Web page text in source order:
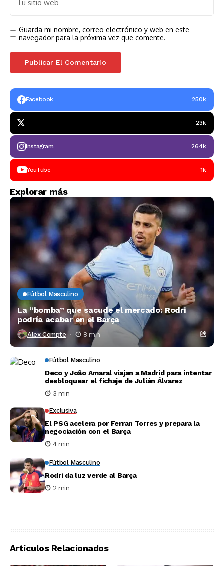
Guarda mi nombre, correo electrónico y web en este
navegador para la próxima vez que comente.
Facebook 250k
23k
Instagram 264k
YouTube 1k
Explorar más
Fútbol Masculino
La “bomba” que sacude el mercado: Rodri
podría acabar en el Barça
Alex Compte 8 min
Fútbol Masculino
Deco y João Amaral viajan a Madrid para intentar
desbloquear el fichaje de Julián Álvarez
3 min
Exclusiva
El PSG acelera por Ferran Torres y prepara la
negociación con el Barça
4 min
Fútbol Masculino
Rodri da luz verde al Barça
2 min
Artículos Relacionados